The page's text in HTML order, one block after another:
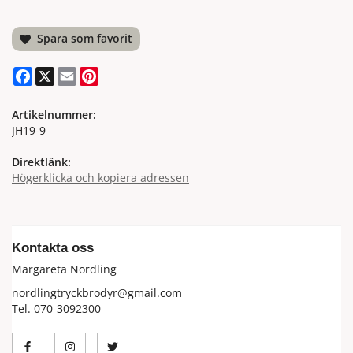
Spara som favorit
Facebook
X Email
Artikelnummer:
JH19-9
Direktlänk:
Högerklicka och kopiera adressen
Kontakta oss
Margareta Nordling
nordlingtryckbrodyr@gmail.com
Tel. 070-3092300